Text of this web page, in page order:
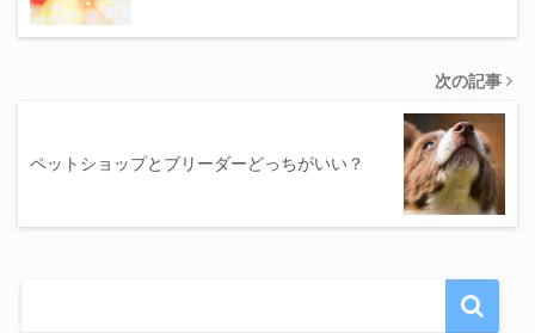
次の記事
ペットショップとブリーダーどっちがいい？